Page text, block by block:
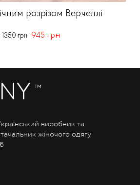
розрізом Верчеллі
1350 грн 945 грн
™
виробник та
жіночого одягу